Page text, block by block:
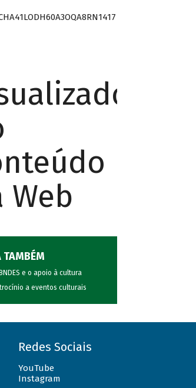
Web
TAMBÉM
e o apoio à cultura
a eventos culturais
Redes Sociais
YouTube
Instagram